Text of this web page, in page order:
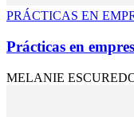
PRÁCTICAS EN
Prácticas en
MELANIE ESCUREDO